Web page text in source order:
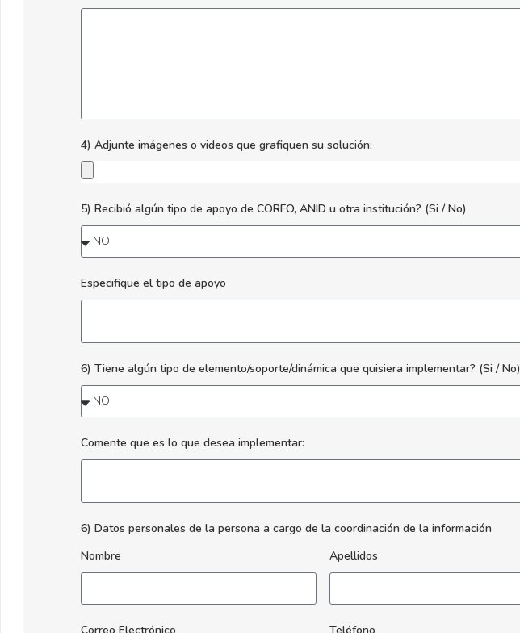
4) Adjunte imágenes o videos que grafiquen su solución:
5) Recibió algún tipo de apoyo de CORFO, ANID u otra institución? (Si / No)
Especifique el tipo de apoyo
6) Tiene algún tipo de elemento/soporte/dinámica que quisiera implementar? (Si / No)
Comente que es lo que desea implementar:
6) Datos personales de la persona a cargo de la coordinación de la información
Nombre
Apellidos
Correo Electrónico Teléfono